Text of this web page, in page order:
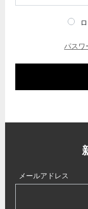
パスワ
メールアドレス